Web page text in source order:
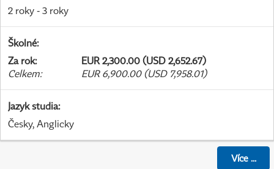
2 roky - 3 roky
Školné:
Za rok:
EUR 2,300.00 (USD 2,652.67)
Celkem: EUR 6,900.00 (USD 7,958.01)
Jazyk studia:
Česky, Anglicky
Více...